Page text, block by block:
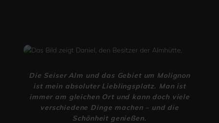
Die Seiser Alm und das Gebiet um Molignon
ist mein absoluter Lieblingsplatz. Man ist
immer am gleichen Ort und kann doch viele
verschiedene Dinge machen – und die
Schönheit genießen.